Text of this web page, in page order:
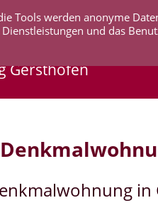
Tools werden anonyme
und das
UNTERNEHMEN
Gersthofen
in